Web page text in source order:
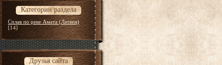
Категории раздела
Сплав по реке Амата (Латвия)
[14]
Друзья сайта